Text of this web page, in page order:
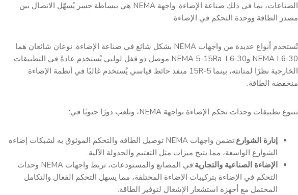
الصناعات، بما في ذلك صناعة الإضاءة. واجهة NEMA هي ببساطة جسر يُسهّل الاتصال بين
مصدر الطاقة ووحدة التحكم في الإضاءة.
تُستخدم أنواع عديدة من واجهات NEMA بشكل شائع في صناعة الإضاءة. نوعان شائعان هما
NEMA L6-30 وNEMA 5-15Ra. L6-30 موصل ذو قفل لولبي يُستخدم عادةً في التطبيقات
الخارجية نظرًا لمتانته، بينما 5-15R منفذ حائط قياسي يُستخدم غالبًا في أنظمة الإضاءة
منخفضة الطاقة.
تتنوع تطبيقات وحدات تحكم الإضاءة بواجهة NEMA، وتلعب دورًا حيويًا في:
إنارة الشوارع
:تضمن واجهات NEMA توصيل الطاقة والتحكم الموثوق به لشبكات إضاءة
الشوارع الواسعة، مما يتيح ميزات مثل التعتيم والجدولة الآلية.
الإضاءة الصناعية والتجارية
:في المصانع والمستودعات، تربط واجهات NEMA وحدات
التحكم في الإضاءة بتركيبات الإضاءة المختلفة، مما يسهل التحكم الفعال والتكامل
المحتمل مع أجهزة استشعار الإشغال لتوفير الطاقة.